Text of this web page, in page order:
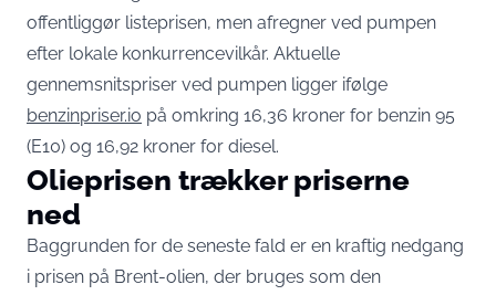
offentliggør listeprisen, men afregner ved pumpen
efter lokale konkurrencevilkår. Aktuelle
gennemsnitspriser ved pumpen ligger ifølge
benzinpriser.io på omkring 16,36 kroner for benzin 95
(E10) og 16,92 kroner for diesel.
Olieprisen trækker priserne
ned
Baggrunden for de seneste fald er en kraftig nedgang
i prisen på Brent-olien, der bruges som den